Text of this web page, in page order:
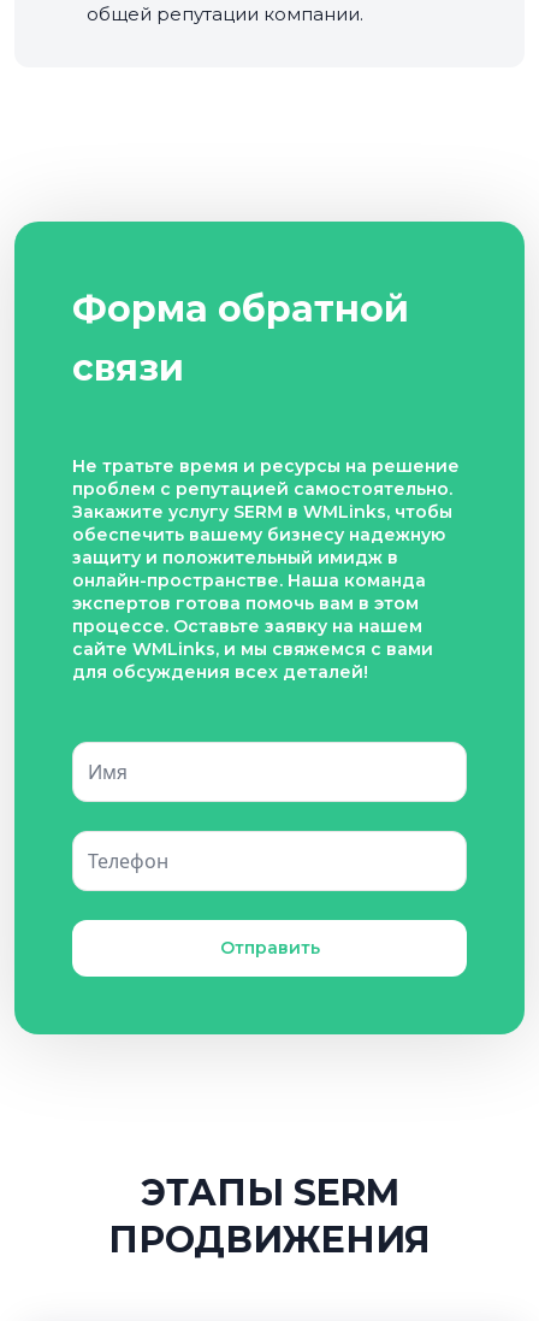
общей репутации компании.
Форма обратной
связи
Не тратьте время и ресурсы на решение
проблем с репутацией самостоятельно.
Закажите услугу SERM в WMLinks, чтобы
обеспечить вашему бизнесу надежную
защиту и положительный имидж в
онлайн-пространстве. Наша команда
экспертов готова помочь вам в этом
процессе. Оставьте заявку на нашем
сайте WMLinks, и мы свяжемся с вами
для обсуждения всех деталей!
ЭТАПЫ SERM
ПРОДВИЖЕНИЯ